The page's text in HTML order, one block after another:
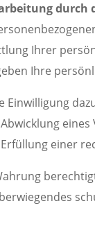
Ihrer
Ihre
Einwilligung
einer